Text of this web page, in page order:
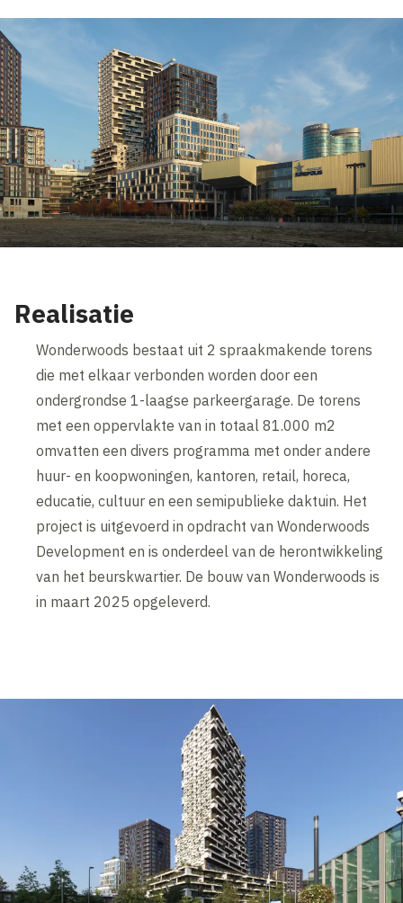
Realisatie
Wonderwoods bestaat uit 2 spraakmakende torens
die met elkaar verbonden worden door een
ondergrondse 1-laagse parkeergarage. De torens
met een oppervlakte van in totaal 81.000 m2
omvatten een divers programma met onder andere
huur- en koopwoningen, kantoren, retail, horeca,
educatie, cultuur en een semipublieke daktuin. Het
project is uitgevoerd in opdracht van Wonderwoods
Development en is onderdeel van de herontwikkeling
van het beurskwartier. De bouw van Wonderwoods is
in maart 2025 opgeleverd.